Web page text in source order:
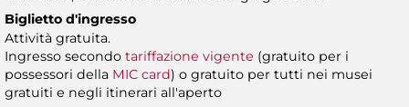
Biglietto d'ingresso
Attività gratuita.
Ingresso secondo tariffazione vigente (gratuito per i
possessori della MIC card) o gratuito per tutti nei musei
gratuiti e negli itinerari all'aperto